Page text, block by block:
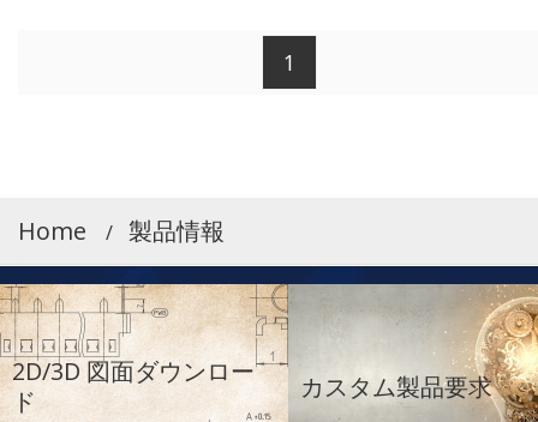
Home 製品情報
1
2D/3D 図面ダウンロー
ド
カスタム製品要求